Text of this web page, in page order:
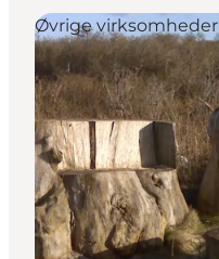
Øvrige virksomheder